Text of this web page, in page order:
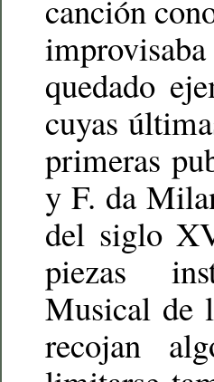
canción
quedado
cuyas
primeras
y F. da
del siglo
piezas
Musical de
recojan